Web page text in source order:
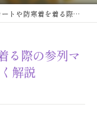
る際の参列マナーとOKNG例をわかりやすく解説
る際の参列マ
解説